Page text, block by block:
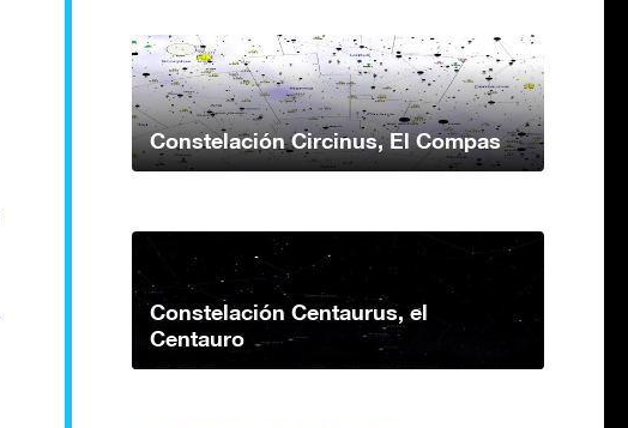
Constelación Circinus, El Compas
Constelación Centaurus, el
Centauro